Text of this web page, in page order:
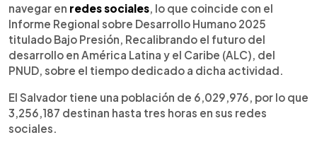
navegar en redes sociales , lo que coincide con el
Informe Regional sobre Desarrollo Humano 2025
titulado Bajo Presión, Recalibrando el futuro del
desarrollo en América Latina y el Caribe (ALC), del
PNUD, sobre el tiempo dedicado a dicha actividad.
El Salvador tiene una población de 6,029,976, por lo que
3,256,187 destinan hasta tres horas en sus redes
sociales.